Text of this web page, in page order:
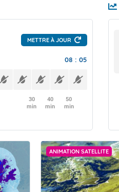
METTRE À JOUR
08 : 05
30
min
40
min
50
min
ANIMATION SATELLITE